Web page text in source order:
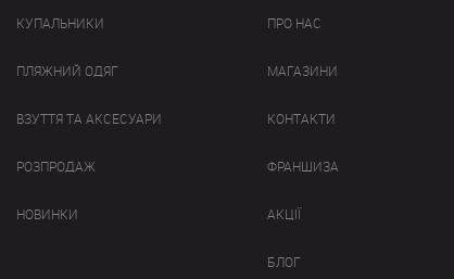
КУПАЛЬНИКИ
ПЛЯЖНИЙ ОДЯГ
ВЗУТТЯ ТА АКСЕСУАРИ
РОЗПРОДАЖ
НОВИНКИ
ПРО НАС
МАГАЗИНИ
КОНТАКТИ
ФРАНШИЗА
АКЦІЇ
БЛОГ